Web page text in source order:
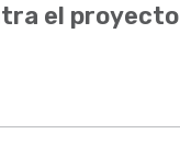
el proyecto